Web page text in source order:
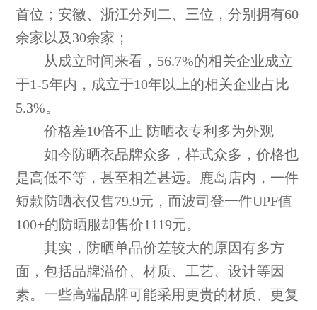
首位；安徽、浙江分列二、三位，分别拥有60
余家以及30余家；
从成立时间来看，56.7%的相关企业成立
于1-5年内，成立于10年以上的相关企业占比
5.3%。
价格差10倍不止 防晒衣专利多为外观
如今防晒衣品牌众多，样式众多，价格也
是高低不等，甚至相差甚远。鹿岛店内，一件
短款防晒衣仅售79.9元，而波司登一件UPF值
100+的防晒服却售价1119元。
其实，防晒单品价差较大的原因有多方
面，包括品牌溢价、材质、工艺、设计等因
素。一些高端品牌可能采用更贵的材质、更复